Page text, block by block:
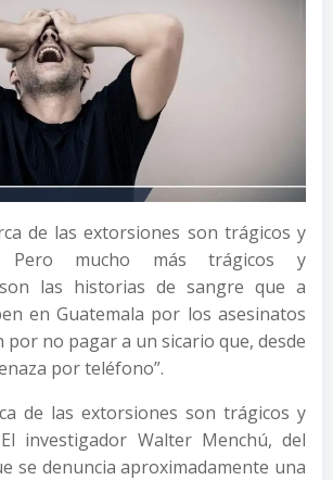
de las extorsiones son trágicos y
Pero mucho más trágicos y
las historias de sangre que a
en Guatemala por los asesinatos
por no pagar a un sicario que, desde
por teléfono”.
de las extorsiones son trágicos y
investigador Walter Menchú, del
se denuncia aproximadamente una